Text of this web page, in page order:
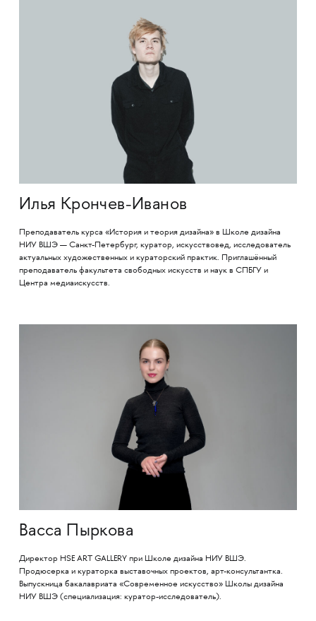
Илья Крончев-Иванов
Преподаватель курса «История и теория дизайна» в Школе дизайна
НИУ ВШЭ — Санкт-Петербург, куратор, искусствовед, исследователь
актуальных художественных и кураторский практик. Приглашённый
преподаватель факультета свободных искусств и наук в СПБГУ и
Центра медиаискусств.
Васса Пыркова
Директор HSE ART GALLERY при Школе дизайна НИУ ВШЭ.
Продюсерка и кураторка выставочных проектов, арт-консультантка.
Выпускница бакалавриата «Современное искусство» Школы дизайна
НИУ ВШЭ (специализация: куратор-исследователь).